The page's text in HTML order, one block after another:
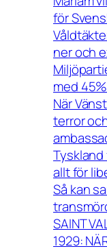
för
ner och
med
När
terror
allt för
Så kan
SAINT
1929: